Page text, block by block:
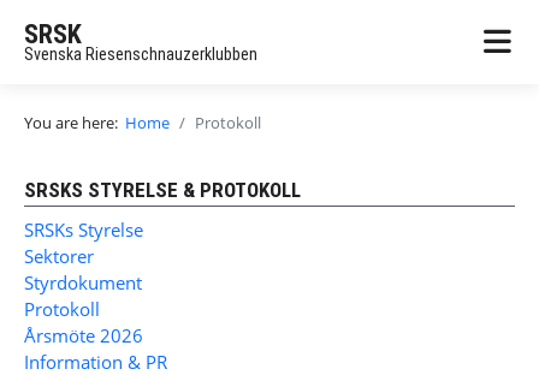
SRSK
Svenska Riesenschnauzerklubben
You are here: Home Protokoll
SRSKS STYRELSE & PROTOKOLL
SRSKs Styrelse
Sektorer
Styrdokument
Protokoll
Årsmöte 2026
Information & PR